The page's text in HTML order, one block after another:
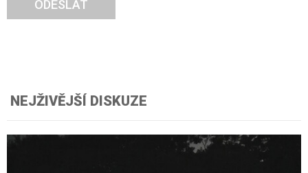
ODESLAT
NEJŽIVĚJŠÍ DISKUZE